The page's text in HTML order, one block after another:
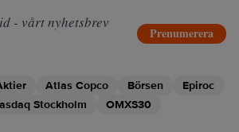
- vårt nyhetsbrev
Prenumerera
Atlas Copco Börsen
Epiroc
Stockholm
OMXS30